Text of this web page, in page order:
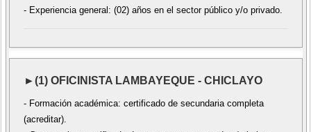
- Experiencia general: (02) años en el sector público y/o privado.
►(1) OFICINISTA LAMBAYEQUE - CHICLAYO
- Formación académica: certificado de secundaria completa
(acreditar).